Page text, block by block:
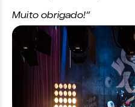
Muito obrigado!”